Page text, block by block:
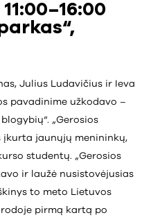
Julius Ludavičius ir Ieva
pavadinime užkodavo –
„Gerosios
įkurta jaunųjų menininkų,
studentų. „Gerosios
ir laužė nusistovėjusias
to meto Lietuvos
pirmą kartą po